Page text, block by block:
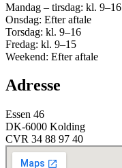
Mandag – tirsdag: kl. 9–16
Onsdag: Efter aftale
Torsdag: kl. 9–16
Fredag: kl. 9–15
Weekend: Efter aftale
Adresse
Essen 46
DK-6000 Kolding
CVR 34 88 97 40